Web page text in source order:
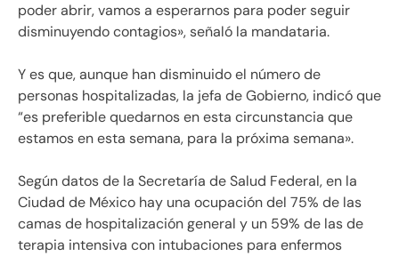
poder abrir, vamos a esperarnos para poder seguir
disminuyendo contagios», señaló la mandataria.
Y es que, aunque han disminuido el número de
personas hospitalizadas, la jefa de Gobierno, indicó que
“es preferible quedarnos en esta circunstancia que
estamos en esta semana, para la próxima semana».
Según datos de la Secretaría de Salud Federal, en la
Ciudad de México hay una ocupación del 75% de las
camas de hospitalización general y un 59% de las de
terapia intensiva con intubaciones para enfermos